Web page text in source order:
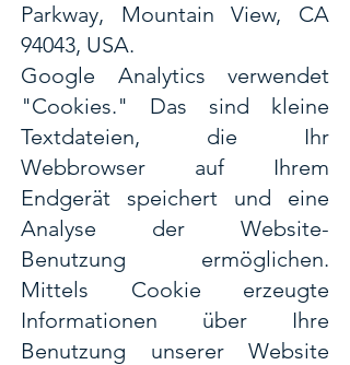
Parkway, Mountain View, CA
94043, USA.
Google Analytics verwendet
"Cookies." Das sind kleine
Textdateien, die Ihr
Webbrowser auf Ihrem
Endgerät speichert und eine
Analyse der Website-
Benutzung ermöglichen.
Mittels Cookie erzeugte
Informationen über Ihre
Benutzung unserer Website